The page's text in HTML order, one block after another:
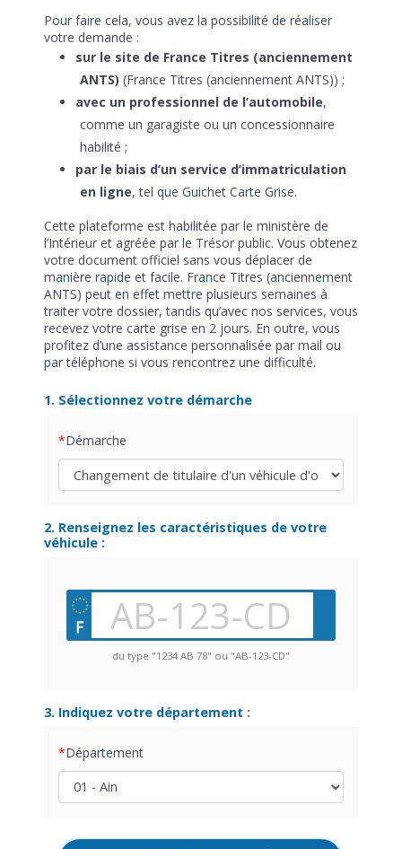
Pour faire cela, vous avez la possibilité de réaliser
votre demande :
sur le site de France Titres (anciennement
ANTS) (France Titres (anciennement ANTS)) ;
avec un professionnel de l’automobile,
comme un garagiste ou un concessionnaire
habilité ;
par le biais d’un service d’immatriculation
en ligne, tel que Guichet Carte Grise.
Cette plateforme est habilitée par le ministère de
l’Intérieur et agréée par le Trésor public. Vous obtenez
votre document officiel sans vous déplacer de
manière rapide et facile. France Titres (anciennement
ANTS) peut en effet mettre plusieurs semaines à
traiter votre dossier, tandis qu’avec nos services, vous
recevez votre carte grise en 2 jours. En outre, vous
profitez d’une assistance personnalisée par mail ou
par téléphone si vous rencontrez une difficulté.
1. Sélectionnez votre démarche
Démarche
2. Renseignez les caractéristiques de votre
véhicule :
du type "1234 AB 78" ou "AB-123-CD"
3. Indiquez votre département :
Département